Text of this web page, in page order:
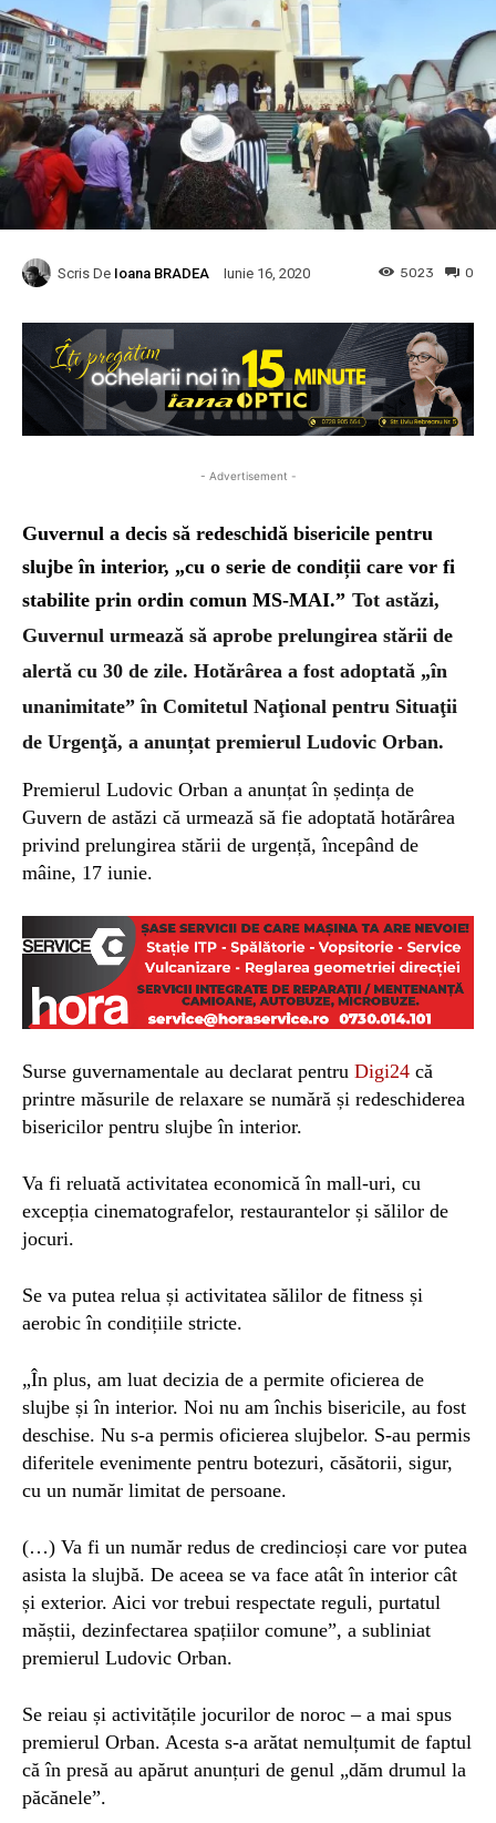
Scris De Ioana BRADEA Iunie 16, 2020 0
5023
- Advertisement -
Guvernul a decis să redeschidă bisericile pentru
slujbe în interior, „cu o serie de condiții care vor fi
stabilite prin ordin comun MS-MAI.” Tot astăzi,
Guvernul urmează să aprobe prelungirea stării de
alertă cu 30 de zile. Hotărârea a fost adoptată „în
unanimitate” în Comitetul Naţional pentru Situaţii
de Urgenţă, a anunțat premierul Ludovic Orban.
Premierul Ludovic Orban a anunțat în ședința de
Guvern de astăzi că urmează să fie adoptată hotărârea
privind prelungirea stării de urgență, începând de
mâine, 17 iunie.
Surse guvernamentale au declarat pentru Digi24 că
printre măsurile de relaxare se numără și redeschiderea
bisericilor pentru slujbe în interior.
Va fi reluată activitatea economică în mall-uri, cu
excepția cinematografelor, restaurantelor și sălilor de
jocuri.
Se va putea relua și activitatea sălilor de fitness și
aerobic în condițiile stricte.
„În plus, am luat decizia de a permite oficierea de
slujbe și în interior. Noi nu am închis bisericile, au fost
deschise. Nu s-a permis oficierea slujbelor. S-au permis
diferitele evenimente pentru botezuri, căsătorii, sigur,
cu un număr limitat de persoane.
(…) Va fi un număr redus de credincioși care vor putea
asista la slujbă. De aceea se va face atât în interior cât
și exterior. Aici vor trebui respectate reguli, purtatul
măștii, dezinfectarea spațiilor comune”, a subliniat
premierul Ludovic Orban.
Se reiau și activitățile jocurilor de noroc – a mai spus
premierul Orban. Acesta s-a arătat nemulțumit de faptul
că în presă au apărut anunțuri de genul „dăm drumul la
păcănele”.